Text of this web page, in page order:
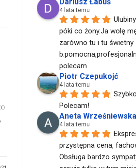
4 lata temu
póki co żony.Ja wolę
zarówno tu i tu świetny
polecam
Piotr Czepukojć
4 lata temu
Polecam!
Aneta Wrześniewska
4 lata temu
przystępna cena,
Obsługa bardzo